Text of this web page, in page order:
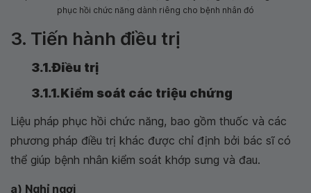
phục hồi chức năng dành riêng cho bệnh nhân đó
3. Tiến hành điều trị
3.1.Điều trị
3.1.1.Kiểm soát các triệu chứng
Liệu pháp phục hồi chức năng, bao gồm thuốc và các
phương pháp điều trị khác được chỉ định bởi bác sĩ có
thể giúp bệnh nhân kiểm soát khớp sưng và đau.
a) Nghỉ ngơi